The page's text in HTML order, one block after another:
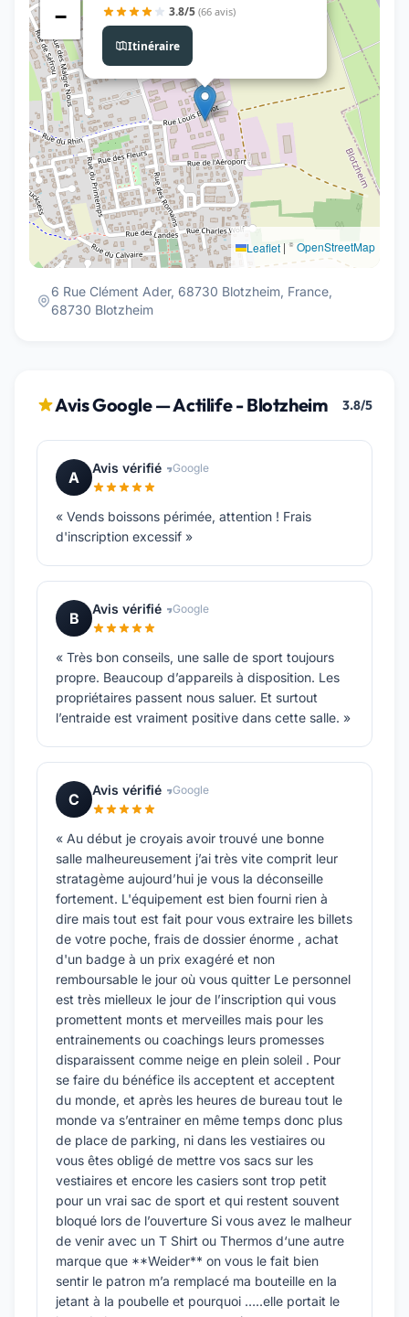
3.8/5 (66 avis)
Itinéraire
−
Leaflet | © OpenStreetMap
6 Rue Clément Ader, 68730 Blotzheim, France,
68730 Blotzheim
Avis Google — Actilife - Blotzheim 3.8/5
A
Avis vérifié Google
« Vends boissons périmée, attention ! Frais
d'inscription excessif »
B
Avis vérifié Google
« Très bon conseils, une salle de sport toujours
propre. Beaucoup d’appareils à disposition. Les
propriétaires passent nous saluer. Et surtout
l’entraide est vraiment positive dans cette salle. »
C
Avis vérifié Google
« Au début je croyais avoir trouvé une bonne
salle malheureusement j’ai très vite comprit leur
stratagème aujourd’hui je vous la déconseille
fortement. L'équipement est bien fourni rien à
dire mais tout est fait pour vous extraire les billets
de votre poche, frais de dossier énorme , achat
d'un badge à un prix exagéré et non
remboursable le jour où vous quitter Le personnel
est très mielleux le jour de l’inscription qui vous
promettent monts et merveilles mais pour les
entrainements ou coachings leurs promesses
disparaissent comme neige en plein soleil . Pour
se faire du bénéfice ils acceptent et acceptent
du monde, et après les heures de bureau tout le
monde va s’entrainer en même temps donc plus
de place de parking, ni dans les vestiaires ou
vous êtes obligé de mettre vos sacs sur les
vestiaires et encore les casiers sont trop petit
pour un vrai sac de sport et qui restent souvent
bloqué lors de l’ouverture Si vous avez le malheur
de venir avec un T Shirt ou Thermos d‘une autre
marque que **Weider** on vous le fait bien
sentir le patron m’a remplacé ma bouteille en la
jetant à la poubelle et pourquoi …..elle portait le